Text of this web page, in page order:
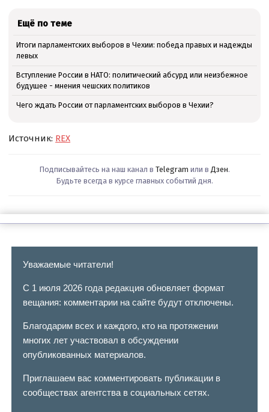
Ещё по теме
Итоги парламентских выборов в Чехии: победа правых и надежды
левых
Вступление России в НАТО: политический абсурд или неизбежное
будущее - мнения чешских политиков
Чего ждать России от парламентских выборов в Чехии?
Источник: REX
Подписывайтесь на наш канал в Telegram или в Дзен.
Будьте всегда в курсе главных событий дня.
Уважаемые читатели!
С 1 июля 2026 года редакция обновляет формат
вещания: комментарии на сайте будут отключены.
Благодарим всех и каждого, кто на протяжении
многих лет участвовал в обсуждении
опубликованных материалов.
Приглашаем вас комментировать публикации в
сообществах агентства в социальных сетях.